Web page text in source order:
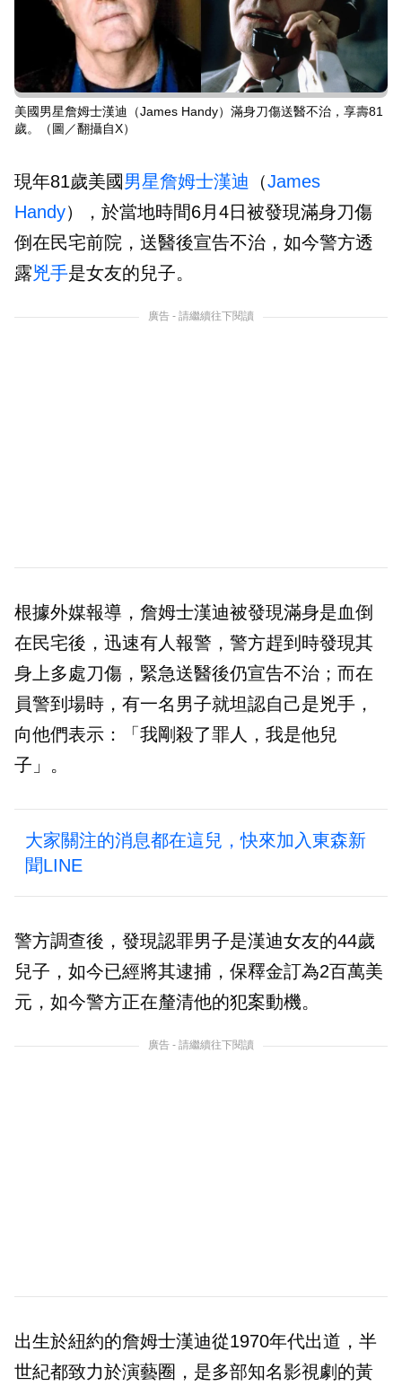
美國男星詹姆士漢迪（James Handy）滿身刀傷送醫不治，享壽81
歲。（圖／翻攝自X）
現年81歲美國 男星詹姆士漢迪 （James
Handy），於當地時間6月4日被發現滿身刀傷
倒在民宅前院，送醫後宣告不治，如今警方透
露兇手是女友的兒子。
廣告 - 請繼續往下閱讀
根據外媒報導，詹姆士漢迪被發現滿身是血倒
在民宅後，迅速有人報警，警方趕到時發現其
身上多處刀傷，緊急送醫後仍宣告不治；而在
員警到場時，有一名男子就坦認自己是兇手，
向他們表示：「我剛殺了罪人，我是他兒
子」。
大家關注的消息都在這兒，快來加入東森新
聞LINE
警方調查後，發現認罪男子是漢迪女友的44歲
兒子，如今已經將其逮捕，保釋金訂為2百萬美
元，如今警方正在釐清他的犯案動機。
廣告 - 請繼續往下閱讀
出生於紐約的詹姆士漢迪從1970年代出道，半
世紀都致力於演藝圈，是多部知名影視劇的黃